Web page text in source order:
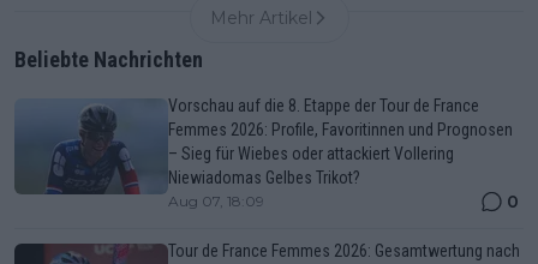
Mehr Artikel
Beliebte Nachrichten
Vorschau auf die 8. Etappe der Tour de France
Femmes 2026: Profile, Favoritinnen und Prognosen
– Sieg für Wiebes oder attackiert Vollering
Niewiadomas Gelbes Trikot?
Aug 07, 18:09 0
Tour de France Femmes 2026: Gesamtwertung nach